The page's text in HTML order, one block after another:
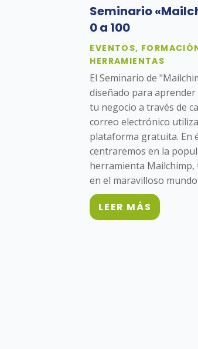
Seminario
0 a 100
EVENTOS,
HERRAMIENTAS
El Seminario de
diseñado para
tu negocio a través de
correo electrónico
plataforma gratuita. En
centraremos en la
herramienta Mailchimp,
en el maravilloso mundo
LEER MÁS